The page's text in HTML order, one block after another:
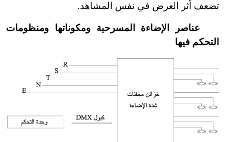
تضعف أثر العرض في نفس المشاهد.
عناصر الإضاءة المسرحية ومكوناتها ومنظومات
التحكم فيها